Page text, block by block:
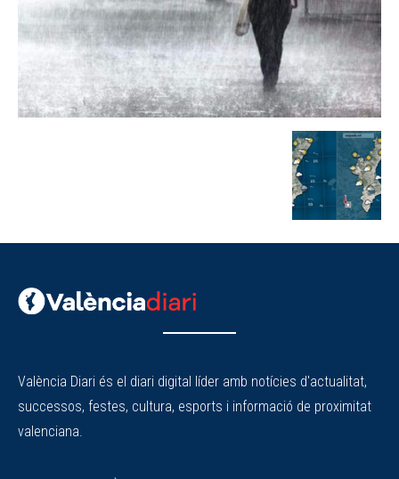
València Diari és el diari digital líder amb notícies d'actualitat,
successos, festes, cultura, esports i informació de proximitat
valenciana.